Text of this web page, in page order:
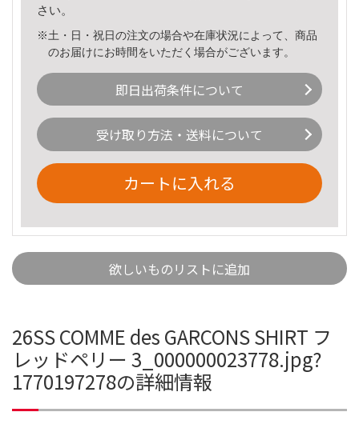
さい。
※土・日・祝日の注文の場合や在庫状況によって、商品
のお届けにお時間をいただく場合がございます。
即日出荷条件について
受け取り方法・送料について
カートに入れる
欲しいものリストに追加
26SS COMME des GARCONS SHIRT フ
レッドペリー 3_000000023778.jpg?
1770197278の詳細情報